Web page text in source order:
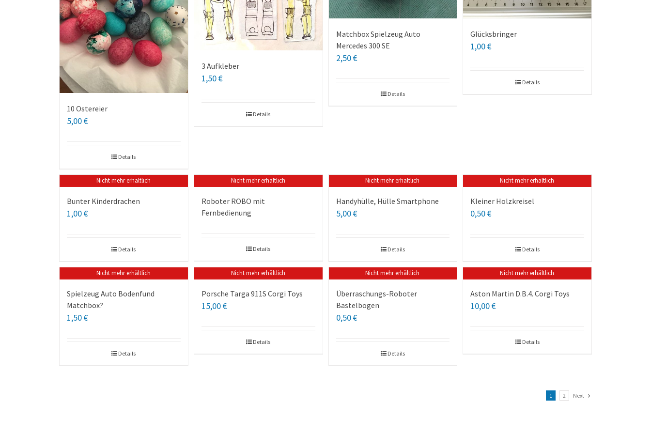
10 Ostereier
5,00€
Details
3 Aufkleber
1,50€
Details
Matchbox Spielzeug Auto
Mercedes 300 SE
2,50€
Details
Glücksbringer
1,00€
Details
Nicht mehr erhältlich
Bunter Kinderdrachen
1,00€
Details
Nicht mehr erhältlich
Roboter ROBO mit
Fernbedienung
Details
Nicht mehr erhältlich
Handyhülle, Hülle Smartphone
5,00€
Details
Nicht mehr erhältlich
Kleiner Holzkreisel
0,50€
Details
Nicht mehr erhältlich
Spielzeug Auto Bodenfund
Matchbox?
1,50€
Details
Nicht mehr erhältlich
Porsche Targa 911S Corgi Toys
15,00€
Details
Nicht mehr erhältlich
Überraschungs-Roboter
Bastelbogen
0,50€
Details
Nicht mehr erhältlich
Aston Martin D.B.4. Corgi Toys
10,00€
Details
1 2 Next